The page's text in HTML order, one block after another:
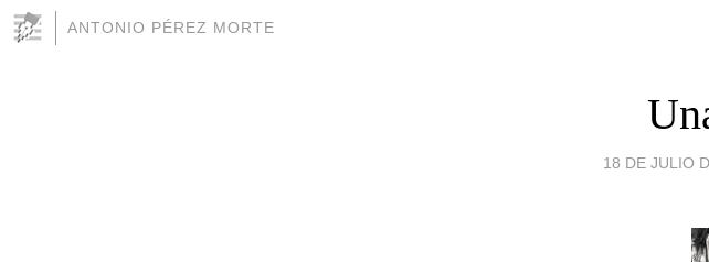
ANTONIO PÉREZ MORTE
18 DE JULIO